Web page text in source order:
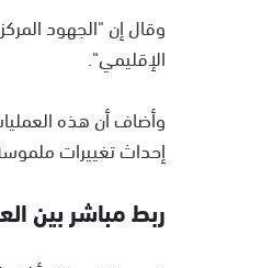
وقال إن "الجهود
الإقليمي".
وأضاف أن هذه
إحداث تغييرات
ربط مباشر بين